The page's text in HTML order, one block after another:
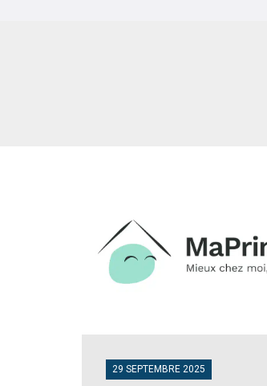
29 SEPTEMBRE 2025